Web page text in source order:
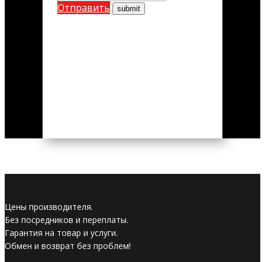
Отправить
Цены производителя.
Без посредников и переплаты.
Гарантия на товар и услуги.
Обмен и возврат без проблем!